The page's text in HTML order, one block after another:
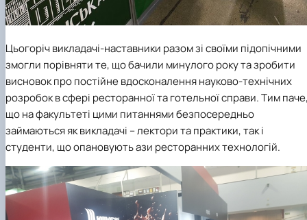
Цьогоріч викладачі-наставники разом зі своїми підопічними
змогли порівняти те, що бачили минулого року та зробити
висновок про постійне вдосконалення науково-технічних
розробок в сфері ресторанної та готельної справи. Тим
що на факультеті цими питаннями безпосередньо
займаються як викладачі – лектори та практики, так і
студенти, що опановують ази ресторанних технологій.